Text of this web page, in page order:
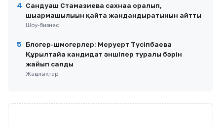
4 Сандуғаш Стамғазиева сахнаға оралып,
шығармашылығын қайта жандандыратынын айтты
Шоу-бизнес
5
Блогер-шмогерлер: Меруерт Түсіпбаева
Құрылтайға кандидат әншілер туралы бәрін
жайып салды
Жаңалықтар